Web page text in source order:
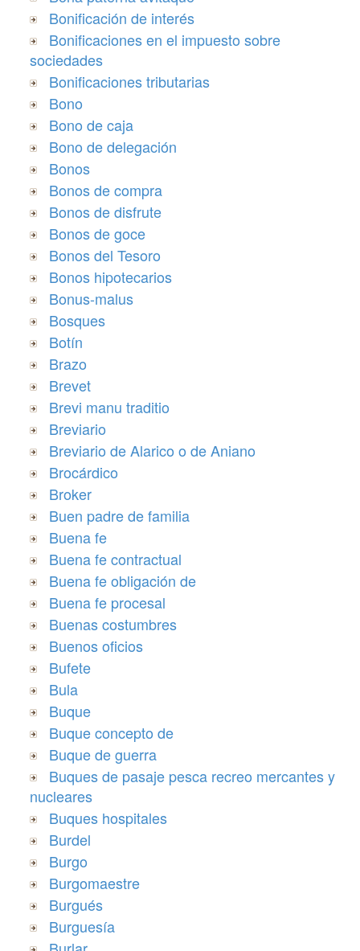
Bonificación de interés
Bonificaciones en el impuesto sobre
sociedades
Bonificaciones tributarias
Bono
Bono de caja
Bono de delegación
Bonos
Bonos de compra
Bonos de disfrute
Bonos de goce
Bonos del Tesoro
Bonos hipotecarios
Bonus-malus
Bosques
Botín
Brazo
Brevet
Brevi manu traditio
Breviario
Breviario de Alarico o de Aniano
Brocárdico
Broker
Buen padre de familia
Buena fe
Buena fe contractual
Buena fe obligación de
Buena fe procesal
Buenas costumbres
Buenos oficios
Bufete
Bula
Buque
Buque concepto de
Buque de guerra
Buques de pasaje pesca recreo mercantes y
nucleares
Buques hospitales
Burdel
Burgo
Burgomaestre
Burgués
Burguesía